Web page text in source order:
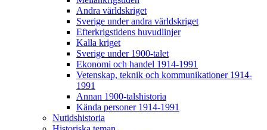
Andra världskriget
Sverige under andra världskriget
Efterkrigstidens huvudlinjer
Kalla kriget
Sverige under 1900-talet
Ekonomi och handel 1914-1991
Vetenskap, teknik och kommunikationer 1914-
1991
Annan 1900-talshistoria
Kända personer 1914-1991
Nutidshistoria